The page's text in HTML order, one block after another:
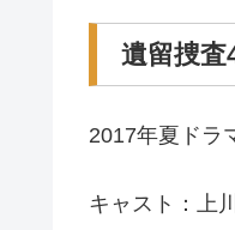
遺留捜査
2017年夏ドラ
キャスト：上